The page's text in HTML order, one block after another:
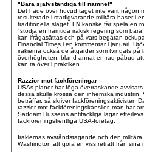
"Bara självständiga till namnet"
Det hade över huvud taget inte varit någon
resulterade i stadigvarande militära baser i
traditionella slaget. FN kanske får spela en
"stödja en framtida irakisk regering som
kan ifrågasättas och på vars begäran
Financial Times i en kommentar i januari.
irakierna också de åtgärder som tvingats
överhögheten, bland annat en rad påbud
kan ta över i praktiken.
Razzior mot fackföreningar
USAs planer har föga överraskande
dessa skulle krossa den inhemska
beträffar, så skriver fackföreningsaktivisten
razzior mot fackföreningskanslier, man har
Saddam Husseins antifackliga lagar
fackföreningsfientliga USA-företag.
Irakiernas avståndstagande och den
Washington att göra en viss reträtt från sina